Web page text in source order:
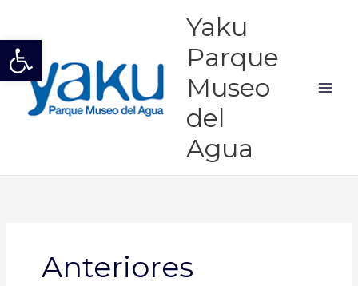
Abrir barra de herramientas
contenido
Yaku
Parque
Museo
del
Agua
Anteriores